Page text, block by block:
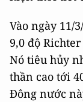
Vào ngày 11/
9,0 độ
Nó tiêu hủy
thần cao tới
Đông nước